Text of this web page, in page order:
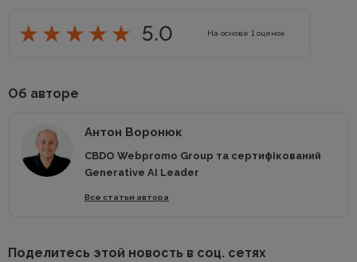
5.0 На основе 1 оценок
Об авторе
Антон Воронюк
CBDO Webpromo Group та сертифікований
Generative AI Leader
Все статьи автора
Поделитесь этой новость в соц. сетях